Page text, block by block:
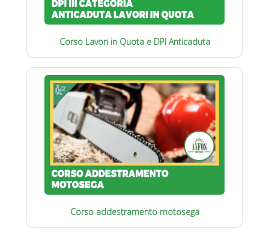
Corso Lavori in Quota e DPI Anticaduta
Corso addestramento motosega